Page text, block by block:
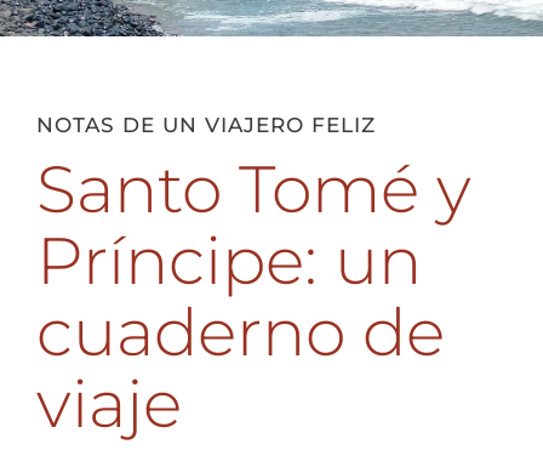
NOTAS DE UN VIAJERO FELIZ
Santo Tomé y
Príncipe: un
cuaderno de
viaje